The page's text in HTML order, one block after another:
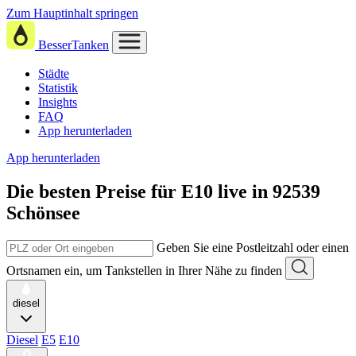
Zum Hauptinhalt springen
BesserTanken
Städte
Statistik
Insights
FAQ
App herunterladen
App herunterladen
Die besten Preise für E10 live in 92539
Schönsee
Geben Sie eine Postleitzahl oder einen
Ortsnamen ein, um Tankstellen in Ihrer Nähe zu finden
diesel
Diesel E5 E10